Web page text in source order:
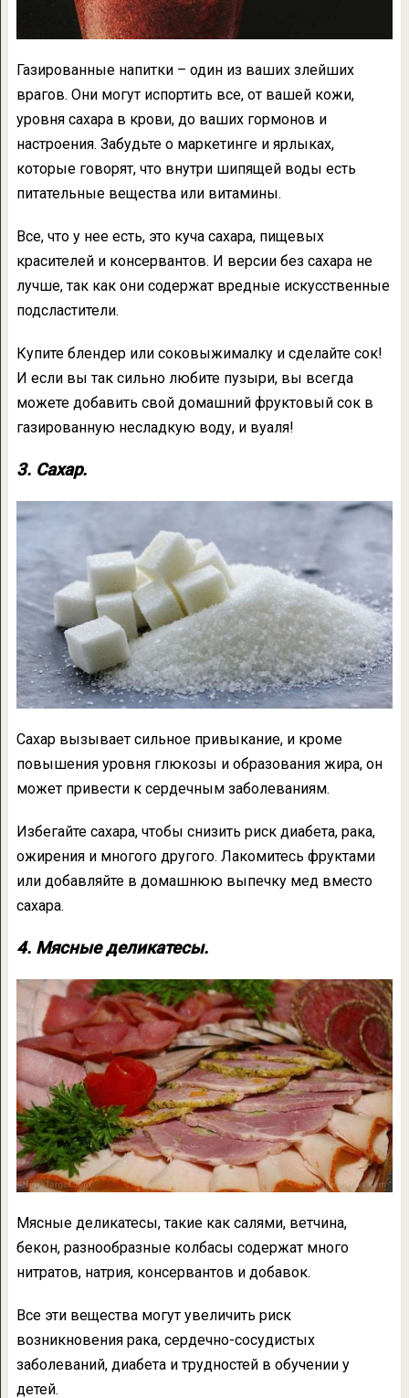
Газированные напитки – один из ваших злейших
врагов. Они могут испортить все, от вашей кожи,
уровня сахара в крови, до ваших гормонов и
настроения. Забудьте о маркетинге и ярлыках,
которые говорят, что внутри шипящей воды есть
питательные вещества или витамины.
Все, что у нее есть, это куча сахара, пищевых
красителей и консервантов. И версии без сахара не
лучше, так как они содержат вредные искусственные
подсластители.
Купите блендер или соковыжималку и сделайте сок!
И если вы так сильно любите пузыри, вы всегда
можете добавить свой домашний фруктовый сок в
газированную несладкую воду, и вуаля!
3. Сахар.
Сахар вызывает сильное привыкание, и кроме
повышения уровня глюкозы и образования жира, он
может привести к сердечным заболеваниям.
Избегайте сахара, чтобы снизить риск диабета, рака,
ожирения и многого другого. Лакомитесь фруктами
или добавляйте в домашнюю выпечку мед вместо
сахара.
4. Мясные деликатесы.
Мясные деликатесы, такие как салями, ветчина,
бекон, разнообразные колбасы содержат много
нитратов, натрия, консервантов и добавок.
Все эти вещества могут увеличить риск
возникновения рака, сердечно-сосудистых
заболеваний, диабета и трудностей в обучении у
детей.